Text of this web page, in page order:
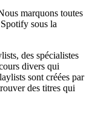
marquons toutes
sous la
des spécialistes
divers qui
sont créées par
des titres qui